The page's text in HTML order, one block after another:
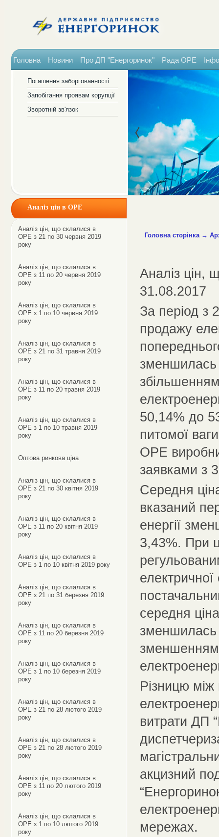
Головна Новини Про ДП "Енергоринок" Рада ОРЕ
Погашення заборгованності
Запобігання проявам корупції
Зворотній зв'язок
Аналіз цін в ОРЕ
Аналіз цін, що склалися в
ОРЕ з 21 по 30 червня 2019
року
Аналіз цін, що склалися в
ОРЕ з 11 по 20 червня 2019
року
Аналіз цін, що склалися в
ОРЕ з 1 по 10 червня 2019
року
Аналіз цін, що склалися в
ОРЕ з 21 по 31 травня 2019
року
Аналіз цін, що склалися в
ОРЕ з 11 по 20 травня 2019
року
Аналіз цін, що склалися в
ОРЕ з 1 по 10 травня 2019
року
Оптова ринкова ціна
Аналіз цін, що склалися в
ОРЕ з 21 по 30 квітня 2019
року
Аналіз цін, що склалися в
ОРЕ з 11 по 20 квітня 2019
року
Аналіз цін, що склалися в
ОРЕ з 1 по 10 квітня 2019 року
Аналіз цін, що склалися в
ОРЕ з 21 по 31 березня 2019
року
Аналіз цін, що склалися в
ОРЕ з 11 по 20 березня 2019
року
Аналіз цін, що склалися в
ОРЕ з 1 по 10 березня 2019
року
Аналіз цін, що склалися в
ОРЕ з 21 по 28 лютого 2019
року
Аналіз цін, що склалися в
ОРЕ з 21 по 28 лютого 2019
року
Аналіз цін, що склалися в
ОРЕ з 11 по 20 лютого 2019
року
Аналіз цін, що склалися в
ОРЕ з 1 по 10 лютого 2019
року
Головна сторінка→
Аналіз цін,
31.08.2017
За період з
продажу
50,14% до
питомої
ОРЕ
заявками з
Середня
вказаний
енергії
3,43%. При
середня
зменшенням
Різницю між
витрати ДП
акцизний
мережах.